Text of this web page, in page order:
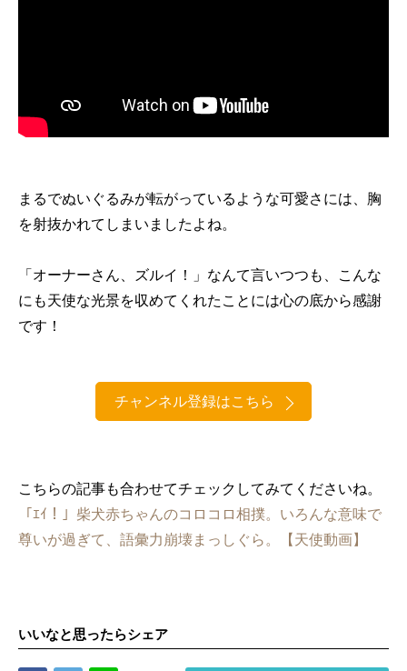
まるでぬいぐるみが転がっているような可愛さには、胸
を射抜かれてしまいましたよね。
「オーナーさん、ズルイ！」なんて言いつつも、こんな
にも天使な光景を収めてくれたことには心の底から感謝
です！
チャンネル登録はこちら
こちらの記事も合わせてチェックしてみてくださいね。
「ｴｲ！」柴犬赤ちゃんのコロコロ相撲。いろんな意味で
尊いが過ぎて、語彙力崩壊まっしぐら。【天使動画】
いいなと思ったらシェア